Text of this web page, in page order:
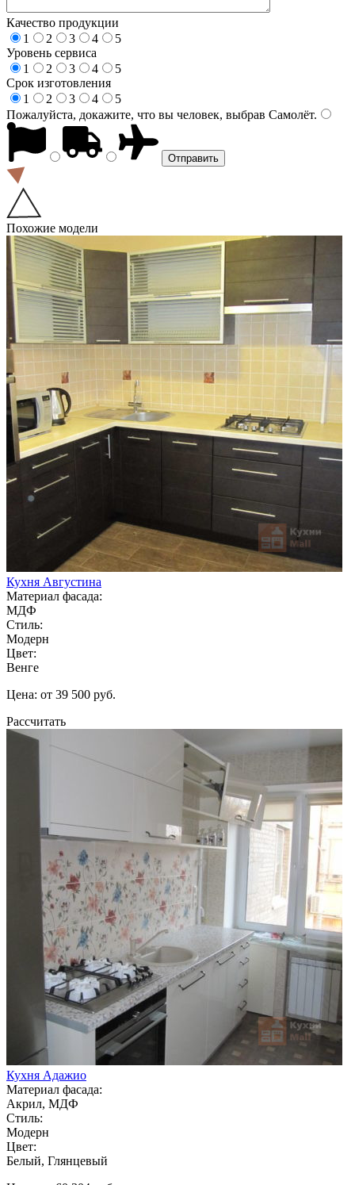
Качество продукции
1
2 3 4
5
Уровень сервиса
1
2 3 4
5
Срок изготовления
1
2 3 4
5
Пожалуйста, докажите, что вы человек, выбрав Самолёт.
Похожие модели
Кухня Августина
Материал фасада:
МДФ
Стиль:
Модерн
Цвет:
Венге
Цена: от 39 500 руб.
Рассчитать
Кухня Адажио
Материал фасада:
Акрил, МДФ
Стиль:
Модерн
Цвет:
Белый, Глянцевый